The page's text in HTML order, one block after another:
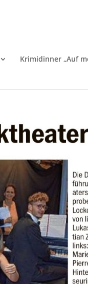
Krimidinner „Auf